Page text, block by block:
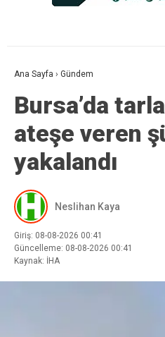
Ana Sayfa › Gündem
Bursa’da
ateşe veren
yakalandı
Neslihan Kaya
Giriş: 08-08-2026 00:41
Güncelleme: 08-08-2026 00:41
Kaynak: İHA